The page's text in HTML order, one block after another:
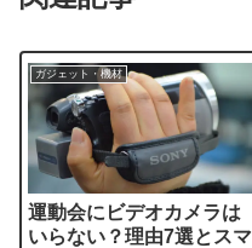
ガジェット・機材
運動会にビデオカメラは
いらない？理由7選とスマ